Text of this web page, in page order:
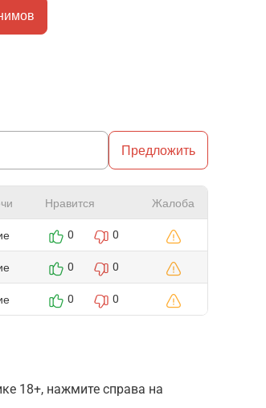
Предложить
Нравится Жалоба
0 0
0 0
0 0
18+, нажмите справа на